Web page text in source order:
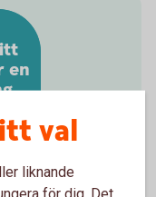
en
val
liknande
för dig. Det